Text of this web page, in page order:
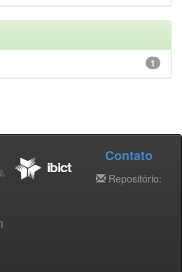
1
Contato
Repositório: